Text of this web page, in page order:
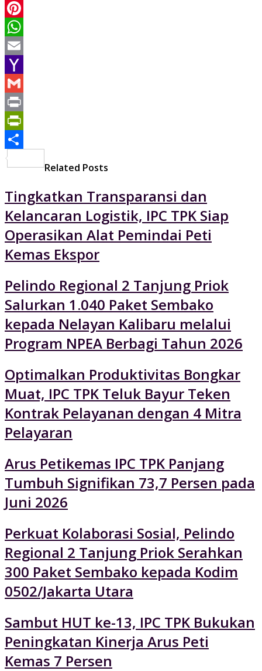
LinkedIn
Pinterest
WhatsApp
Email
Yahoo
Mail
Gmail
Print
PrintFriendly
Related Posts
Tingkatkan Transparansi dan
Kelancaran Logistik, IPC TPK Siap
Operasikan Alat Pemindai Peti
Kemas Ekspor
Pelindo Regional 2 Tanjung Priok
Salurkan 1.040 Paket Sembako
kepada Nelayan Kalibaru melalui
Program NPEA Berbagi Tahun 2026
Optimalkan Produktivitas Bongkar
Muat, IPC TPK Teluk Bayur Teken
Kontrak Pelayanan dengan 4 Mitra
Pelayaran
Arus Petikemas IPC TPK Panjang
Tumbuh Signifikan 73,7 Persen pada
Juni 2026
Perkuat Kolaborasi Sosial, Pelindo
Regional 2 Tanjung Priok Serahkan
300 Paket Sembako kepada Kodim
0502/Jakarta Utara
Sambut HUT ke-13, IPC TPK Bukukan
Peningkatan Kinerja Arus Peti
Kemas 7 Persen